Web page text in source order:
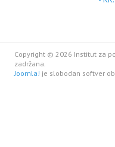
Copyright © 2026 Institut za
zadržana.
Joomla! je slobodan softver